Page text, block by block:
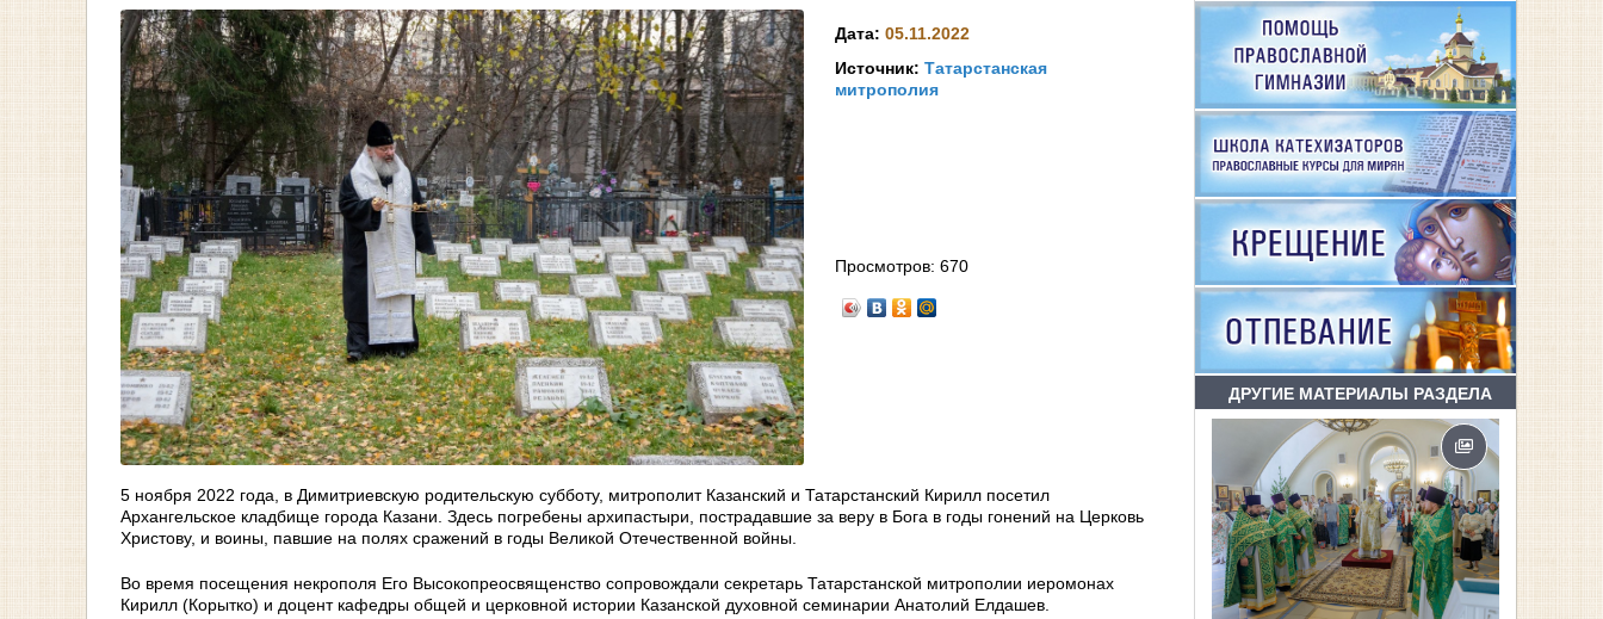
Дата:05.11.2022
Источник:Татарстанская
митрополия
Просмотров:670
5 ноября 2022 года, в Димитриевскую родительскую субботу, митрополит Казанский и Татарстанский Кирилл посетил
Архангельское кладбище города Казани. Здесь погребены архипастыри, пострадавшие за веру в Бога в годы гонений на Церковь
Христову, и воины, павшие на полях сражений в годы Великой Отечественной войны.
Во время посещения некрополя Его Высокопреосвященство сопровождали секретарь Татарстанской митрополии иеромонах
Кирилл (Корытко) и доцент кафедры общей и церковной истории Казанской духовной семинарии Анатолий Елдашев.
ДРУГИЕ МАТЕРИАЛЫ РАЗДЕЛА